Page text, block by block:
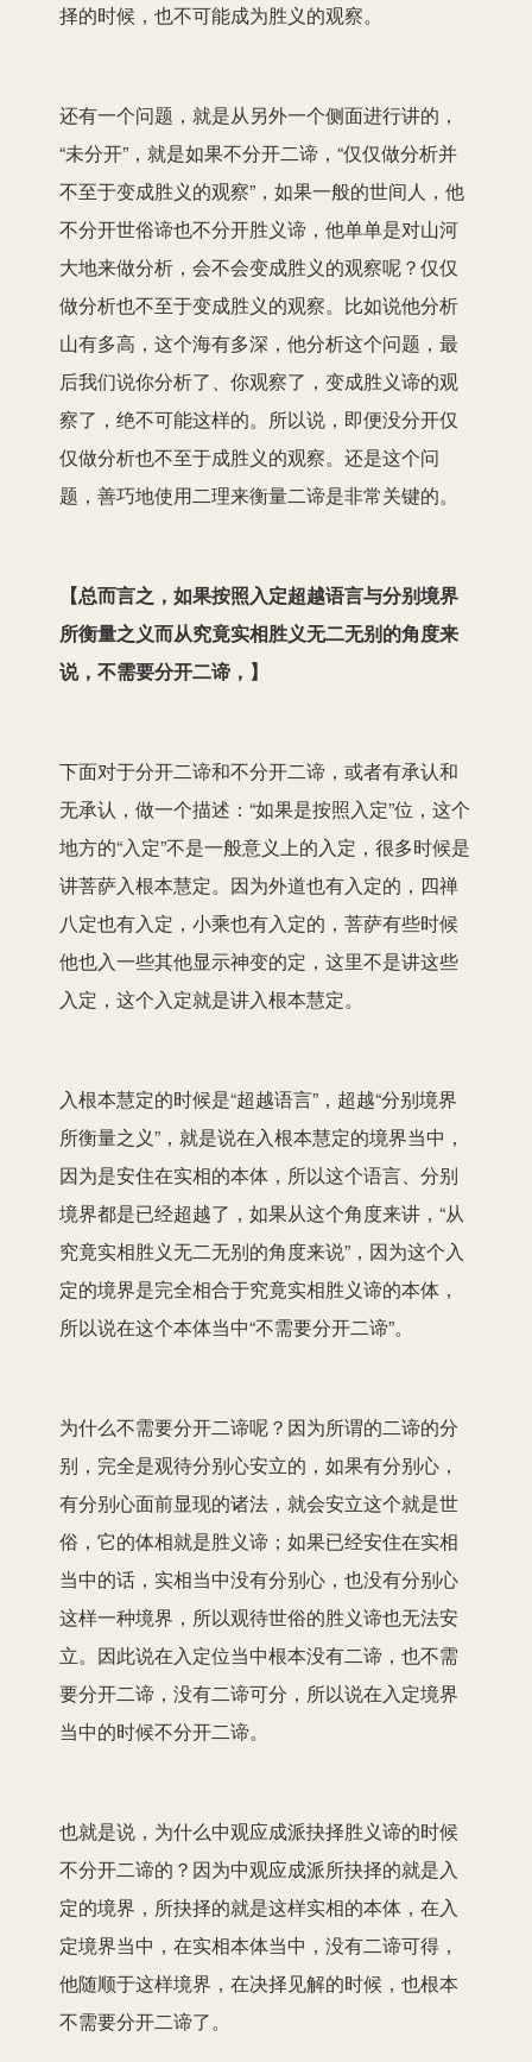
择的时候，也不可能成为胜义的观察。
还有一个问题， 就是从另外一个侧面进行讲的，
“未分开” ，就是如果不分开二谛， “仅仅做分析并
不至于变成胜义的观察”，如果一般的世间人，他
不分开世俗谛也不分开胜义谛，他单单是对山河
大地来做分析，会不会变成胜义的观察呢？仅仅
做分析也不至于变成胜义的观察。比如说他分析
山有多高，这个海有多深，他分析这个问题，最
后我们说你分析了、 你观察了，变成胜义谛的观
察了，绝不可能这样的。所以说，即便没分开仅
仅做分析也不至于成胜义的观察。还是这个问
题，善巧地使用二理来衡量二谛是非常关键的。
【总而言之，如果按照入定超越语言与分别境界
所衡量之义而从究竟实相胜义无二无别的角度来
说，不需要分开二谛，】
下面对于分开二谛和不分开二谛， 或者有承认和
无承认，做一个描述：“如果是按照入定”位，这个
地方的“入定”不是一般意义上的入定，很多时候是
讲菩萨入根本慧定。因为外道也有入定的，四禅
八定也有入定，小乘也有入定的，菩萨有些时候
他也入一些其他显示神变的定 ，这里不是讲这些
入定，这个入定就是讲入根本慧定。
入根本慧定的时候是“超越语言”，超越“分别境界
所衡量之义”，就是说在入根本慧定的境界当中，
因为是安住在实相的本体， 所以这个语言、分别
境界都是已经超越了，如果从这个角度来讲，“从
究竟实相胜义无二无别的角度来说”，因为这个入
定的境界是完全相合于究竟实相胜义谛的本体，
所以说在这个本体当中“不需要分开二谛”。
为什么不需要分开二谛呢？因为所谓的二谛的分
别，完全是观待分别心安立的，如果有分别心，
有分别心面前显现的诸法，就会安立这个就是世
俗， 它的体相就是胜义谛；如果已经安住在实相
当中的话，实相当中没有分别心，也没有分别心
这样一种境界，所以观待世俗的胜义谛也无法安
立。因此说在入定位当中根本没有二谛，也不需
要分开二谛，没有二谛可分，所以说在入定境界
当中的时候不分开二谛。
也就是说 ，为什么中观应成派抉择胜义谛的时候
不分开二谛的？因为中观应成派所抉择的就是入
定的境界，所抉择的就是这样实相的本体，在入
定境界当中，在实相本体当中，没有二谛可得，
他随顺于这样境界，在决择见解的时候，也根本
不需要分开二谛了。